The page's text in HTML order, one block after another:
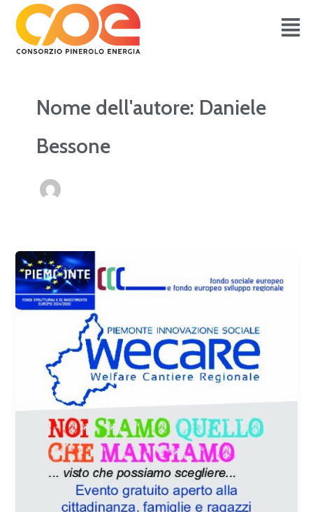
contenuto
Nome dell'autore: Daniele
Bessone
Paginazione
articoli